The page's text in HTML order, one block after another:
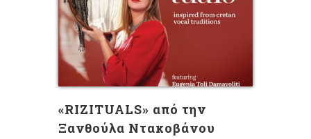
«RIZITUALS» από την
Ξανθούλα Ντακοβάνου